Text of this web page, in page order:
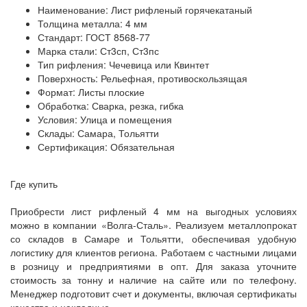
Наименование: Лист рифленый горячекатаный
Толщина металла: 4 мм
Стандарт: ГОСТ 8568-77
Марка стали: Ст3сп, Ст3пс
Тип рифления: Чечевица или Квинтет
Поверхность: Рельефная, противоскользящая
Формат: Листы плоские
Обработка: Сварка, резка, гибка
Условия: Улица и помещения
Склады: Самара, Тольятти
Сертификация: Обязательная
Где купить
Приобрести лист рифленый 4 мм на выгодных условиях
можно в компании «Волга-Сталь». Реализуем металлопрокат
со складов в Самаре и Тольятти, обеспечивая удобную
логистику для клиентов региона. Работаем с частными лицами
в розницу и предприятиями в опт. Для заказа уточните
стоимость за тонну и наличие на сайте или по телефону.
Менеджер подготовит счет и документы, включая сертификаты